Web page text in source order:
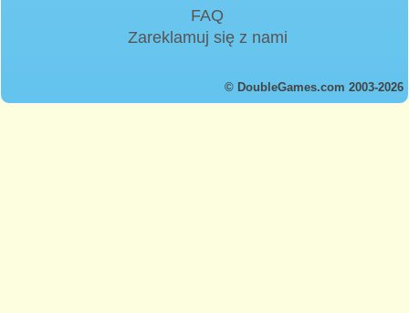
FAQ
Zareklamuj się z nami
© DoubleGames.com 2003-2026